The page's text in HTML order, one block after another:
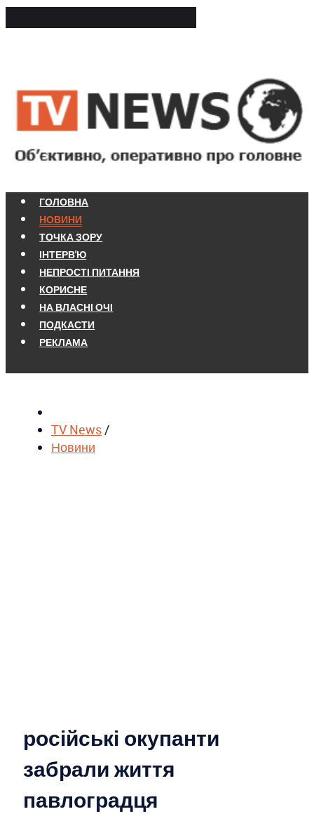
ГОЛОВНА
НОВИНИ
ТОЧКА ЗОРУ
ІНТЕРВ'Ю
НЕПРОСТІ ПИТАННЯ
КОРИСНЕ
НА ВЛАСНІ ОЧІ
ПОДКАСТИ
РЕКЛАМА
TV News/
Новини
російські окупанти
забрали життя
павлоградця